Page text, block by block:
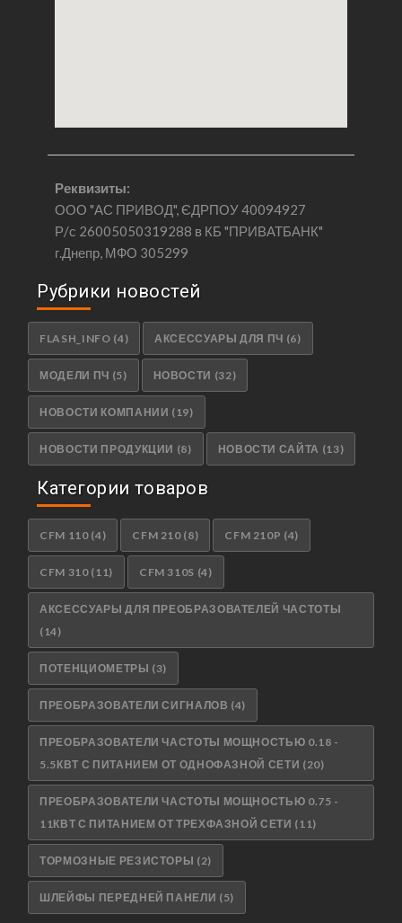
Реквизиты:
ООО "АС ПРИВОД", ЄДРПОУ 40094927
Р/с 26005050319288 в КБ "ПРИВАТБАНК"
г.Днепр, МФО 305299
Рубрики новостей
FLASH_INFO (4) АКСЕССУАРЫ ДЛЯ ПЧ (6)
МОДЕЛИ ПЧ (5) НОВОСТИ (32)
НОВОСТИ КОМПАНИИ (19)
НОВОСТИ ПРОДУКЦИИ (8) НОВОСТИ САЙТА (13)
Категории товаров
CFM 110(4) CFM 210(8) CFM 210P (4)
CFM 310(11) CFM 310S (4)
АКСЕССУАРЫ ДЛЯ ПРЕОБРАЗОВАТЕЛЕЙ ЧАСТОТЫ
(14)
ПОТЕНЦИОМЕТРЫ (3)
ПРЕОБРАЗОВАТЕЛИ СИГНАЛОВ (4)
ПРЕОБРАЗОВАТЕЛИ ЧАСТОТЫ МОЩНОСТЬЮ 0.18 -
5.5КВТ С ПИТАНИЕМ ОТ ОДНОФАЗНОЙ СЕТИ (20)
ПРЕОБРАЗОВАТЕЛИ ЧАСТОТЫ МОЩНОСТЬЮ 0.75 -
11КВТ С ПИТАНИЕМ ОТ ТРЕХФАЗНОЙ СЕТИ (11)
ТОРМОЗНЫЕ РЕЗИСТОРЫ (2)
ШЛЕЙФЫ ПЕРЕДНЕЙ ПАНЕЛИ (5)